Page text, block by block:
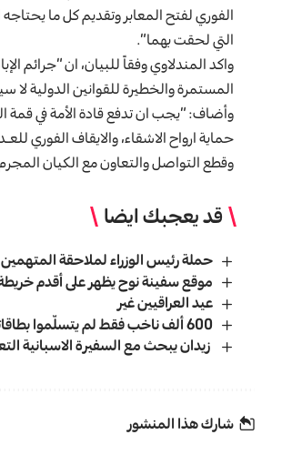
الفوري لفتح المعابر وتقديم كل ما
التي لحقت بهما”.
واكد المندلاوي وفقاً للبيان، ان “جرائم
المستمرة والخطيرة للقوانين الدولية لا
وأضاف: “يجب ان تدفع قادة الأمة في قمة
حماية ارواح الاشقاء، والايقاف الفوري
وقطع التواصل والتعاون مع الكيان
قد يعجبك ايضا
حملة رئيس الوزراء لملاحقة
موقع سفينة نوح يظهر على أقدم
عيد العراقيين غير
600 ألف ناخب فقط لم يتسلّموا بطاقاتهم من أصل 21.4 مليوناً يحق لهم التصويت
زيدان يبحث مع السفيرة الاسبانية
شارك هذا المنشور